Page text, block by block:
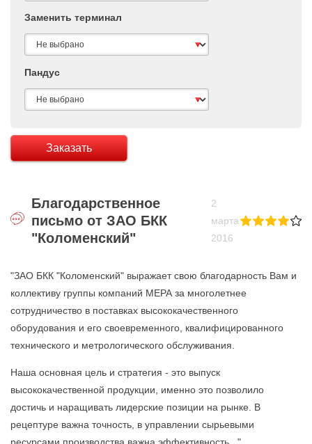
Заменить терминал
Пандус
Заказать
Благодарственное
письмо от ЗАО БКК
"Коломенский"
2
марта
2016
"ЗАО БКК "Коломенский" выражает свою благодарность Вам и
коллективу группы компаний МЕРА за многолетнее
сотрудничество в поставках высококачественного
оборудования и его своевременного, квалифицированного
технического и метрологического обслуживания.
Наша основная цель и стратегия - это выпуск
высококачественной продукции, именно это позволило
достичь и наращивать лидерские позиции на рынке. В
рецептуре важна точность, в управлении сырьевыми
ресурсами производства важна эффективность..."